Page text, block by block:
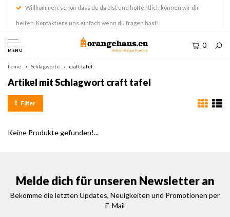
Willkommen, schön dass du da bist und hoffentlich können wir dir
helfen. Kontaktiere uns einfach wenn du fragen hast!
MENU
0
home Schlagworte craft tafel
Artikel mit Schlagwort craft tafel
Filter
Keine Produkte gefunden!...
Melde dich für unseren Newsletter an
Bekomme die letzten Updates, Neuigkeiten und Promotionen per
E-Mail